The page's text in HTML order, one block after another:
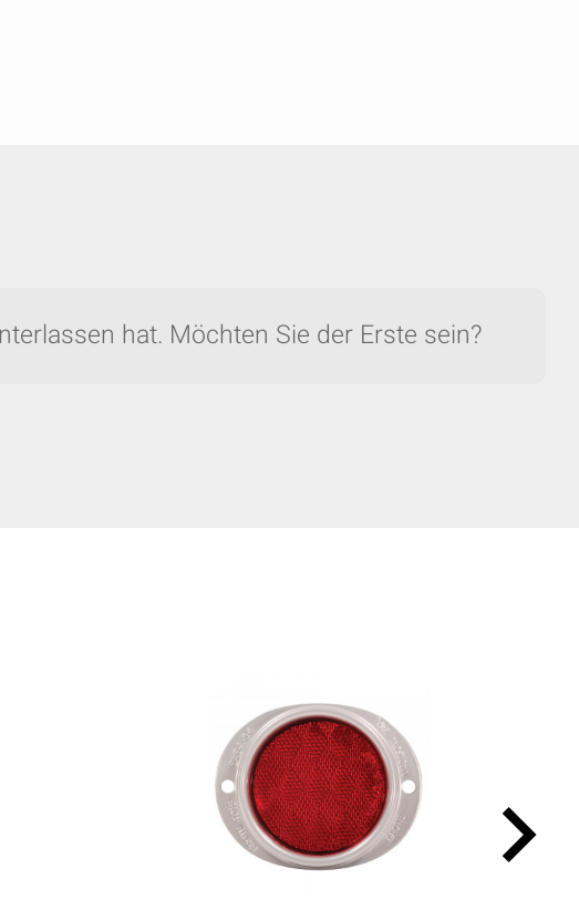
hat. Möchten Sie der Erste sein?
keyboard_arrow_right